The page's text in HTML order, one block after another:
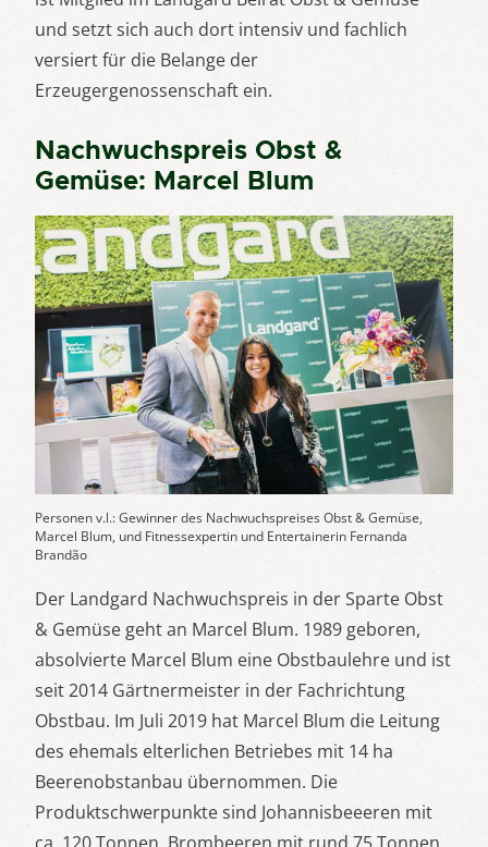
und setzt sich auch dort intensiv und fachlich
versiert für die Belange der
Erzeugergenossenschaft ein.
Nachwuchspreis Obst &
Gemüse: Marcel Blum
Personen v.l.: Gewinner des Nachwuchspreises Obst & Gemüse,
Marcel Blum, und Fitnessexpertin und Entertainerin Fernanda
Brandão
Der Landgard Nachwuchspreis in der Sparte Obst
& Gemüse geht an Marcel Blum. 1989 geboren,
absolvierte Marcel Blum eine Obstbaulehre und ist
seit 2014 Gärtnermeister in der Fachrichtung
Obstbau. Im Juli 2019 hat Marcel Blum die Leitung
des ehemals elterlichen Betriebes mit 14 ha
Beerenobstanbau übernommen. Die
Produktschwerpunkte sind Johannisbeeeren mit